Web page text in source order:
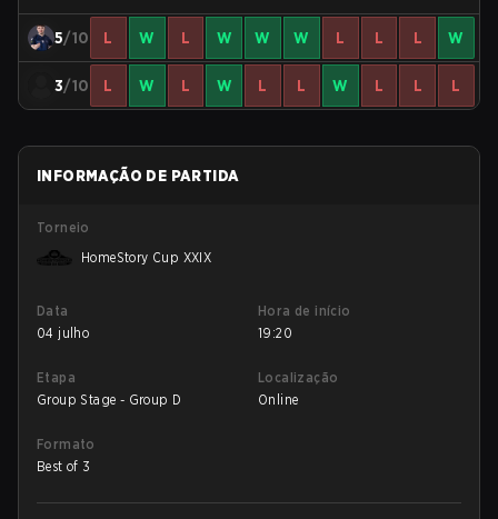
5/10 L W L W W W L L L W
3/10 L W L W L L W L L L
INFORMAÇÃO DE PARTIDA
Torneio
HomeStory Cup XXIX
Data
04 julho
Hora de início
19:20
Etapa
Group Stage - Group D
Localização
Online
Formato
Best of 3